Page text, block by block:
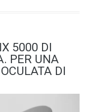
5000 DI
PER UNA
DI